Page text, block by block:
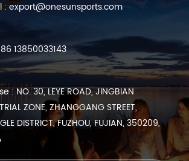
: export@onesunsports.com
13850033143
: NO. 30, LEYE ROAD, JINGBIAN
ZONE, ZHANGGANG STREET,
DISTRICT, FUZHOU, FUJIAN, 350209,